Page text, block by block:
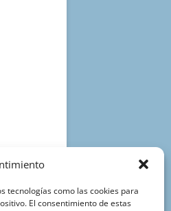
tecnologías como las cookies para
El consentimiento de estas